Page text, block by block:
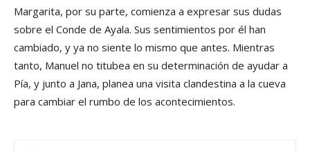
Margarita, por su parte, comienza a expresar sus dudas
sobre el Conde de Ayala. Sus sentimientos por él han
cambiado, y ya no siente lo mismo que antes. Mientras
tanto, Manuel no titubea en su determinación de ayudar a
Pía, y junto a Jana, planea una visita clandestina a la cueva
para cambiar el rumbo de los acontecimientos.